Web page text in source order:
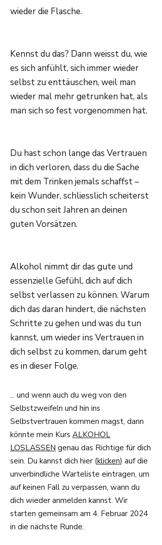
wieder die Flasche.
Kennst du das? Dann weisst du, wie
es sich anfühlt, sich immer wieder
selbst zu enttäuschen, weil man
wieder mal mehr getrunken hat, als
man sich so fest vorgenommen hat.
Du hast schon lange das Vertrauen
in dich verloren, dass du die Sache
mit dem Trinken jemals schaffst –
kein Wunder, schliesslich scheiterst
du schon seit Jahren an deinen
guten Vorsätzen.
Alkohol nimmt dir das gute und
essenzielle Gefühl, dich auf dich
selbst verlassen zu können. Warum
dich das daran hindert, die nächsten
Schritte zu gehen und was du tun
kannst, um wieder ins Vertrauen in
dich selbst zu kommen, darum geht
es in dieser Folge.
... und wenn auch du weg von den
Selbstzweifeln und hin ins
Selbstvertrauen kommen magst, dann
könnte mein Kurs ALKOHOL
LOSLASSEN genau das Richtige für dich
sein. Du kannst dich hier (klicken) auf die
unverbindliche Warteliste eintragen, um
auf keinen Fall zu verpassen, wann du
dich wieder anmelden kannst. Wir
starten gemeinsam am 4. Februar 2024
in die nächste Runde.